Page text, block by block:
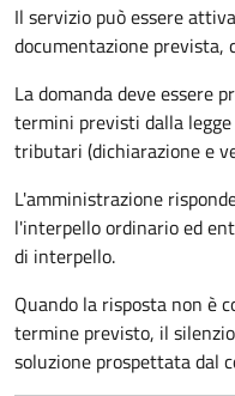
Il servizio può essere
documentazione prevista,
La domanda deve essere
termini previsti dalla
tributari (dichiarazione e
L'amministrazione
l'interpello ordinario ed
di interpello.
Quando la risposta non è
termine previsto, il
soluzione prospettata dal